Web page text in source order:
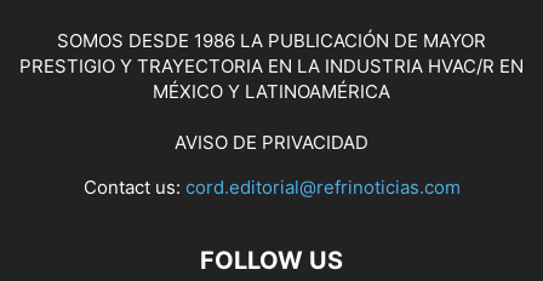
SOMOS DESDE 1986 LA PUBLICACIÓN DE MAYOR
PRESTIGIO Y TRAYECTORIA EN LA INDUSTRIA HVAC/R EN
MÉXICO Y LATINOAMÉRICA
AVISO DE PRIVACIDAD
Contact us: cord.editorial@refrinoticias.com
FOLLOW US